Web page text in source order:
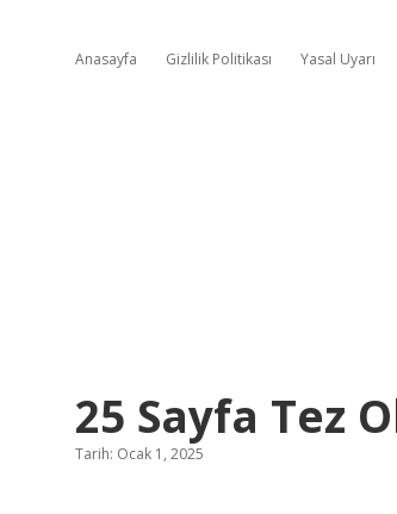
Anasayfa Gizlilik Politikası Yasal Uyarı
25 Sayfa Tez
Tarih: Ocak 1, 2025